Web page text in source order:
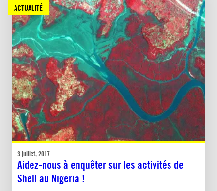
ACTUALITÉ
3 juillet, 2017
Aidez-nous à enquêter sur les activités de
Shell au Nigeria !